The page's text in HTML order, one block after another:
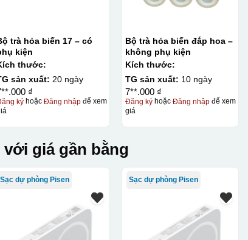
in được đẩy qua các lỗ nhỏ trên lưới bằng một thanh gạt
hay các vật phẩm quà tặng khác. Kỹ thuật này cho
nhiều chất liệu và phù hợp cho sản xuất số lượng
ban đầu tương đối cao.
trà hỏa biến 17 – có
kiện
thước:
sản xuất: 20 ngày
₫
kýhoặc Đăng nhậpđể xem
Bộ trà hỏa biến đắp hoa –
không phụ kiện
Kích thước:
TG sản xuất: 10 ngày
7**.000 ₫
Đăng ký hoặcĐăng nhập để xem
giá
giá gần bằng
Sạc dự phòng Pisen Sạc dự phòng Pisen